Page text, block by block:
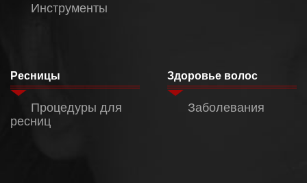
Инструменты
Ресницы
Процедуры для
ресниц
Здоровье волос
Заболевания